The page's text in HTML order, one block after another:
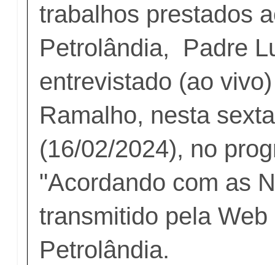
trabalhos prestados
Petrolândia, Padre
entrevistado (ao
Ramalho, nesta
(16/02/2024), no
"Acordando com as
transmitido pela Web
Petrolândia.